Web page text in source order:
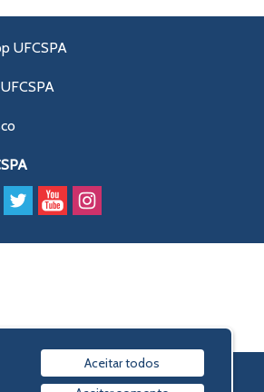
UFCSPA
Aceitar todos